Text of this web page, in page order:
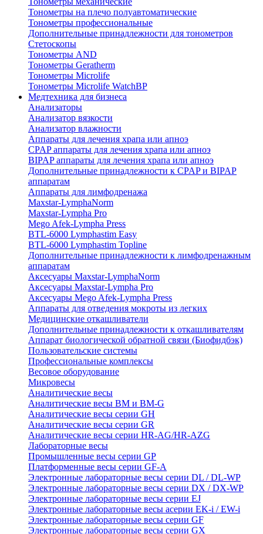
Тонометры на плечо полуавтоматические
Тонометры профессиональные
Дополнительные принадлежности для тонометров
Стетоскопы
Тонометры AND
Тонометры Geratherm
Тонометры Microlife
Тонометры Microlife WatchBP
Медтехника для бизнеса
Анализаторы
Анализатор вязкости
Анализатор влажности
Аппараты для лечения храпа или апноэ
CPAP аппараты для лечения храпа или апноэ
BIPAP аппараты для лечения храпа или апноэ
Дополнительные принадлежности к CPAP и BIPAP
аппаратам
Аппараты для лимфодренажа
Maxstar-LymphaNorm
Maxstar-Lympha Pro
Mego Afek-Lympha Press
BTL-6000 Lymphastim Easy
BTL-6000 Lymphastim Topline
Дополнительные принадлежности к лимфодренажным
аппаратам
Аксесуары Maxstar-LymphaNorm
Аксесуары Maxstar-Lympha Pro
Аксесуары Mego Afek-Lympha Press
Аппараты для отведения мокроты из легких
Медицинские откашливатели
Дополнительные принадлежности к откашливателям
Аппарат биологической обратной связи (Биофидбэк)
Пользовательские системы
Профессиональные комплексы
Весовое оборудование
Микровесы
Аналитические весы
Аналитические весы BM и BM-G
Аналитические весы серии GH
Аналитические весы серии GR
Аналитические весы серии HR-AG/HR-AZG
Лабораторные весы
Промышленные весы серии GP
Платформенные весы серии GF-A
Электронные лабораторные весы серии DL / DL-WP
Электронные лабораторные весы серии DX / DX-WP
Электронные лабораторные весы серии EJ
Электронные лабораторные весы aсерии EK-i / EW-i
Электронные лабораторные весы серии GF
Электронные лабораторные весы серии GX